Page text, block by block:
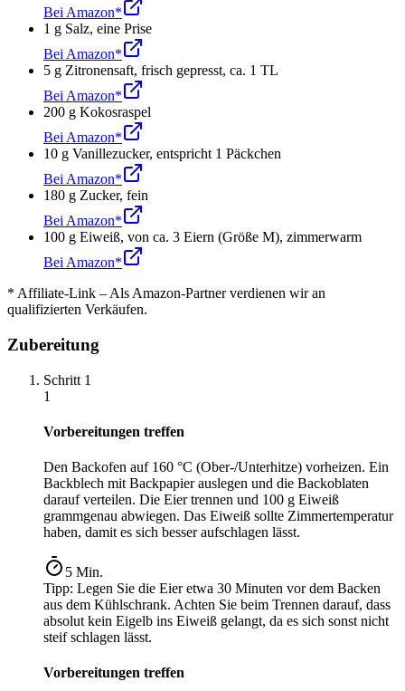
Bei Amazon*
1 g Salz, eine Prise
Bei Amazon*
5 g Zitronensaft, frisch gepresst, ca. 1 TL
Bei Amazon*
200 g Kokosraspel
Bei Amazon*
10 g Vanillezucker, entspricht 1 Päckchen
Bei Amazon*
180 g Zucker, fein
Bei Amazon*
100 g Eiweiß, von ca. 3 Eiern (Größe M), zimmerwarm
Bei Amazon*
* Affiliate-Link – Als Amazon-Partner verdienen wir an
qualifizierten Verkäufen.
Zubereitung
Schritt 1
1
Vorbereitungen treffen
Den Backofen auf 160 °C (Ober-/Unterhitze) vorheizen. Ein
Backblech mit Backpapier auslegen und die Backoblaten
darauf verteilen. Die Eier trennen und 100 g Eiweiß
grammgenau abwiegen. Das Eiweiß sollte Zimmertemperatur
haben, damit es sich besser aufschlagen lässt.
5 Min.
Tipp: Legen Sie die Eier etwa 30 Minuten vor dem Backen
aus dem Kühlschrank. Achten Sie beim Trennen darauf, dass
absolut kein Eigelb ins Eiweiß gelangt, da es sich sonst nicht
steif schlagen lässt.
Vorbereitungen treffen